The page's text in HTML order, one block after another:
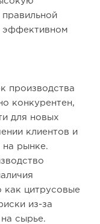
правильной
эффективном
производства
конкурентен,
для новых
клиентов и
на рынке.
как цитрусовые
из-за
сырье.